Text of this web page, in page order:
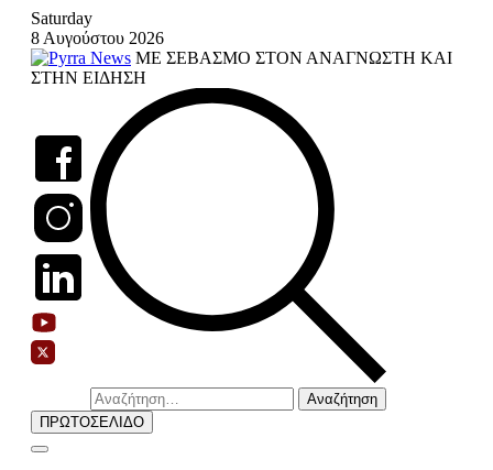
Skip
content
Saturday
8 Αυγούστου 2026
ΜΕ ΣΕΒΑΣΜΟ ΣΤΟΝ ΑΝΑΓΝΩΣΤΗ ΚΑΙ
ΣΤΗΝ ΕΙΔΗΣΗ
Αναζήτηση
για:
ΠΡΩΤΟΣΕΛΙΔΟ